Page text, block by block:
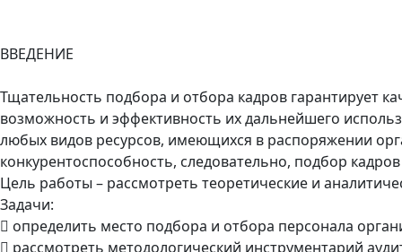
ВВЕДЕНИЕ
Тщательность подбора и отбора кадров гарантирует
возможность и эффективность их дальнейшего
любых видов ресурсов, имеющихся в распоряжении
конкурентоспособность, следовательно, подбор
Цель работы – рассмотреть теоретические и
Задачи:
 определить место подбора и отбора персонала
 рассмотреть методологический инструментарий